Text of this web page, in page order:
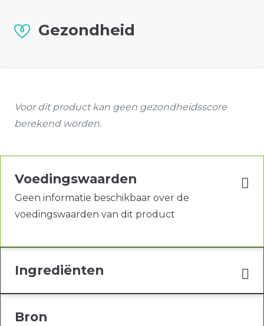
Gezondheid
Voor dit product kan geen gezondheidsscore
berekend worden.
Voedingswaarden
Geen informatie beschikbaar over de
voedingswaarden van dit product
Ingrediënten
Bron